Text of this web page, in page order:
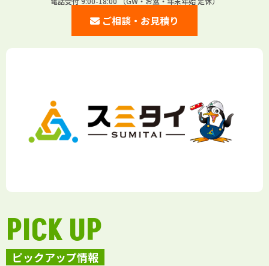
ご相談・お見積り
ピックアップ情報
PICK UP